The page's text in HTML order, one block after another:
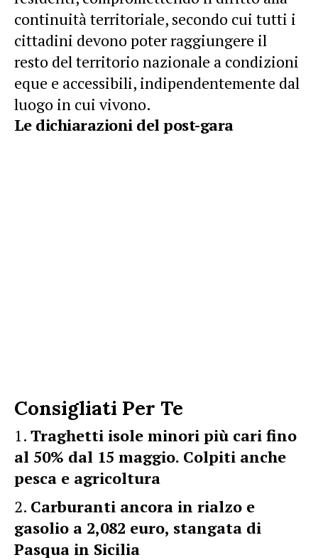
continuità territoriale, secondo cui tutti i
cittadini devono poter raggiungere il
resto del territorio nazionale a condizioni
eque e accessibili, indipendentemente dal
luogo in cui vivono.
Le dichiarazioni del post-gara
Consigliati Per Te
Traghetti isole minori più cari fino
al 50% dal 15 maggio. Colpiti anche
pesca e agricoltura
Carburanti ancora in rialzo e
gasolio a 2,082 euro, stangata di
Pasqua in Sicilia